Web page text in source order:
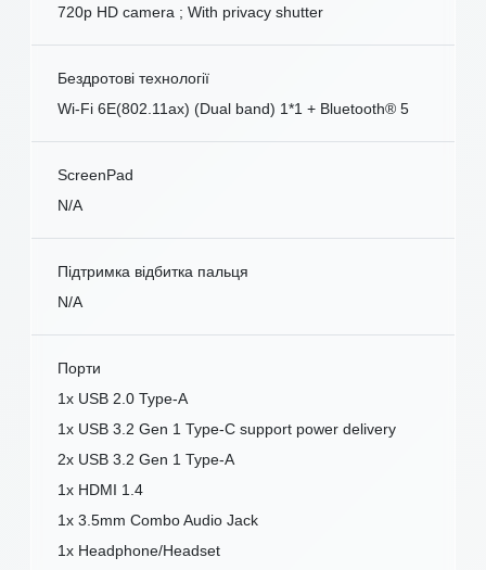
720p HD camera ; With privacy shutter
Бездротові технології
Wi-Fi 6E(802.11ax) (Dual band) 1*1 + Bluetooth® 5
ScreenPad
N/A
Підтримка відбитка пальця
N/A
Порти
1x USB 2.0 Type-A
1x USB 3.2 Gen 1 Type-C support power delivery
2x USB 3.2 Gen 1 Type-A
1x HDMI 1.4
1x 3.5mm Combo Audio Jack
1x Headphone/Headset